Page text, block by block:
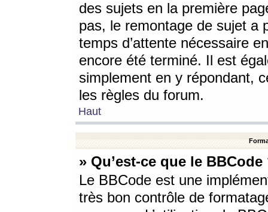
des sujets en la première
pas, le remontage de sujet a
temps d’attente nécessaire
encore été terminé. Il est
simplement en y répondant,
les règles du forum.
Haut
» Qu’est-ce que le BBCode
Le BBCode est une
très bon contrôle de